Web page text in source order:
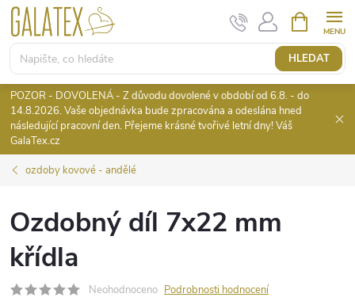
Přejít
obsah
HLEDAT
NÁKUPNÍ
KOŠÍK
POZOR - DOVOLENÁ - Z důvodu dovolené v období od 6.8. - do
14.8.2026. Vaše objednávka bude zpracována a odeslána hned
následující pracovní den. Přejeme krásné tvořivé letní dny! Váš
GalaTex.cz
ozdoby kovové - andělé
Ozdobný díl 7x22 mm
křídla
Neohodnoceno Podrobnosti hodnocení